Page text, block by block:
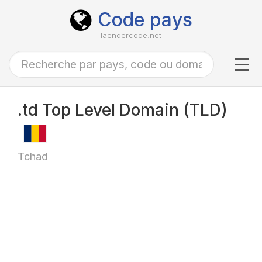
Code pays
laendercode.net
.td Top Level Domain (TLD)
Tchad